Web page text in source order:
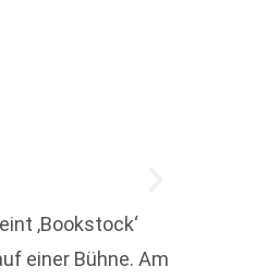
‚Bookstock‘
einer Bühne. Am